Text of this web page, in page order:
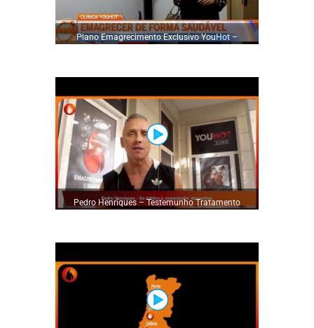
Plano Emagrecimento Exclusivo YouHot –
Pedro Henriques – Testemunho Tratamento